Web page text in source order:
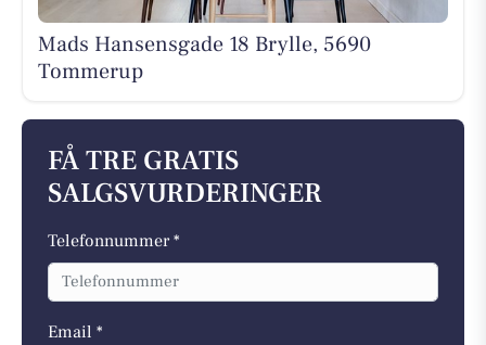
Mads Hansensgade 18 Brylle, 5690
Tommerup
FÅ TRE GRATIS
SALGSVURDERINGER
Telefonnummer *
Email *